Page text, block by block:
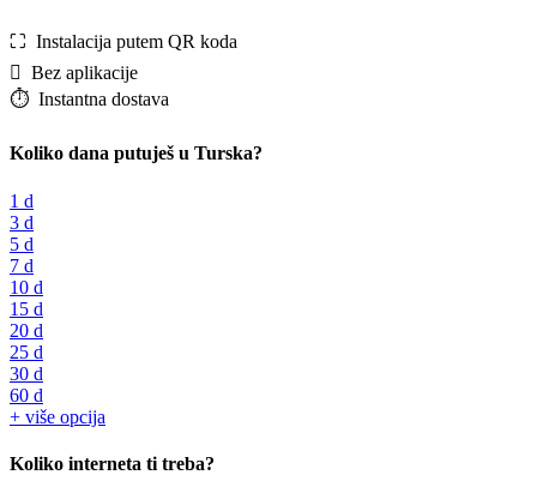
⛶️️ Instalacija putem QR koda
️ Bez aplikacije
⏱️️ Instantna dostava
Koliko dana putuješ u Turska?
1 d
3 d
5 d
7 d
10 d
15 d
20 d
25 d
30 d
60 d
+ više opcija
Koliko interneta ti treba?